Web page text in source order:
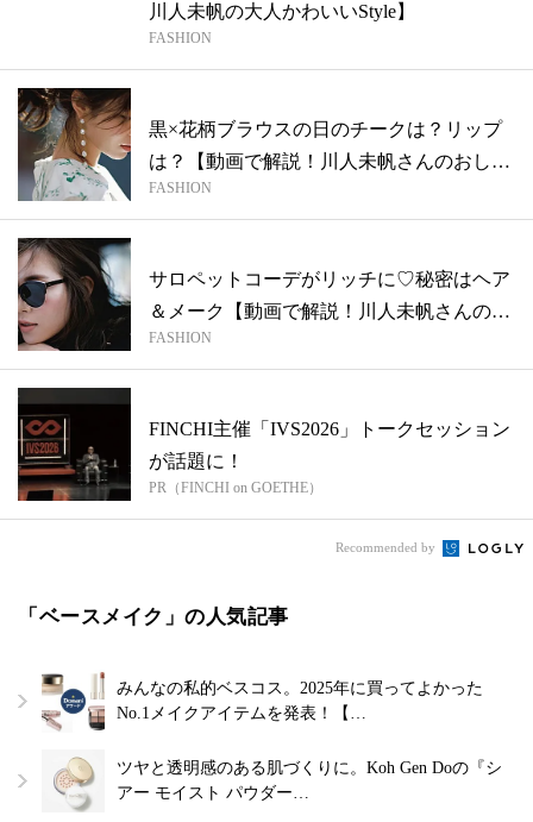
川人未帆の大人かわいいStyle】
FASHION
黒×花柄ブラウスの日のチークは？リップ
は？【動画で解説！川人未帆さんのおしゃ
れ】
FASHION
サロペットコーデがリッチに♡秘密はヘア
＆メーク【動画で解説！川人未帆さんのお
しゃ...
FASHION
FINCHI主催「IVS2026」トークセッション
が話題に！
PR（FINCHI on GOETHE）
Recommended by
「ベースメイク」の人気記事
みんなの私的ベスコス。2025年に買ってよかった
No.1メイクアイテムを発表！【…
ツヤと透明感のある肌づくりに。Koh Gen Doの『シ
アー モイスト パウダー…